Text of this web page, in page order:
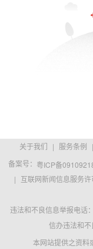
关于我们 | 服务条例 |
备案号： 粤ICP备
| 互联网新闻信息服务
违法和不良信息举报电话
信办违法和
本网站提供之资料